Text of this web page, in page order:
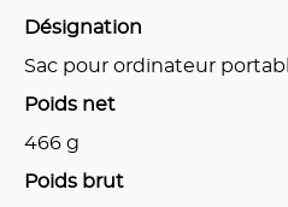
Désignation
Sac pour ordinateur
Poids net
466 g
Poids brut